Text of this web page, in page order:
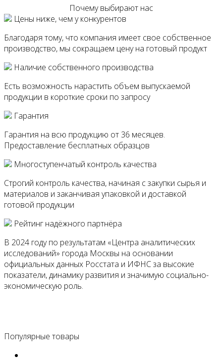
уп)
Почему выбирают нас
Цены ниже, чем у конкурентов
Благодаря тому, что компания имеет свое собственное
производство, мы сокращаем цену на готовый продукт
Наличие собственного производства
Есть возможность нарастить объем выпускаемой
продукции в короткие сроки по запросу
Гарантия
Гарантия на всю продукцию от 36 месяцев.
Предоставление бесплатных образцов
Многоступенчатый контроль качества
Строгий контроль качества, начиная с закупки сырья и
материалов и заканчивая упаковкой и доставкой
готовой продукции
Рейтинг надёжного партнёра
В 2024 году по результатам «Центра аналитических
исследований» города Москвы на основании
официальных данных Росстата и ИФНС за высокие
показатели, динамику развития и значимую социально-
экономическую роль.
Популярные товары